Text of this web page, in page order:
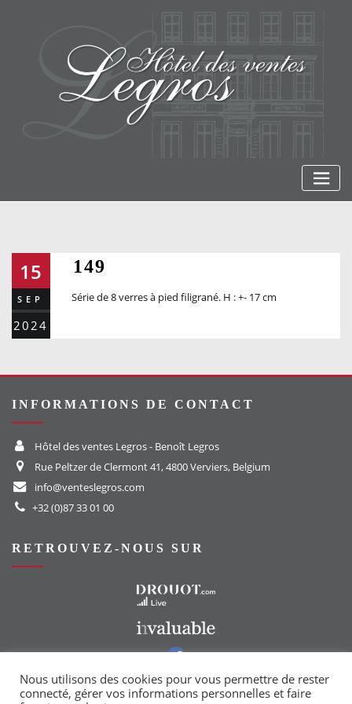
15
SEP
2024
149
Série de 8 verres à pied filigrané. H : +- 17 cm
INFORMATIONS DE CONTACT
Hôtel des ventes Legros - Benoît Legros
Rue Peltzer de Clermont 41, 4800 Verviers, Belgium
info@venteslegros.com
+32 (0)87 33 01 00
RETROUVEZ-NOUS SUR
Vers notre groupe Facebook
Nous utilisons des cookies pour vous permettre de rester
connecté, gérer vos informations personnelles et faire